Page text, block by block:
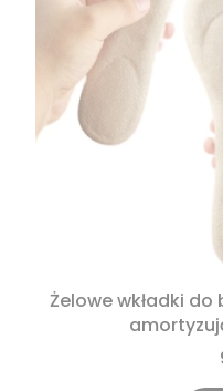
Żelowe wkładki